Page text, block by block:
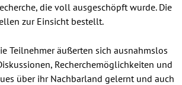
die voll ausgeschöpft wurde. Die
zur Einsicht bestellt.
Teilnehmer äußerten sich ausnahmslos
Recherchemöglichkeiten und
über ihr Nachbarland gelernt und auch